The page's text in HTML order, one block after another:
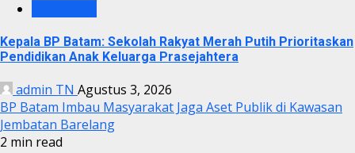
Kepala BP Batam: Sekolah Rakyat Merah Putih Prioritaskan
Pendidikan Anak Keluarga Prasejahtera
admin TN Agustus 3, 2026
BP Batam Imbau Masyarakat Jaga Aset Publik di Kawasan
Jembatan Barelang
2 min read